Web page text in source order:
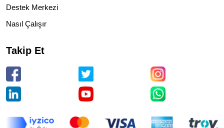
Destek Merkezi
Nasıl Çalışır
Takip Et